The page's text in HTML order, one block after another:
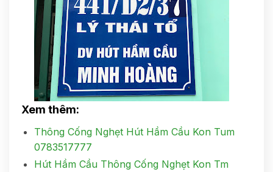
Xem thêm:
Thông Cống Nghẹt Hút Hầm Cầu Kon Tum
0783517777
Hút Hầm Cầu Thông Cống Nghẹt Kon Tm